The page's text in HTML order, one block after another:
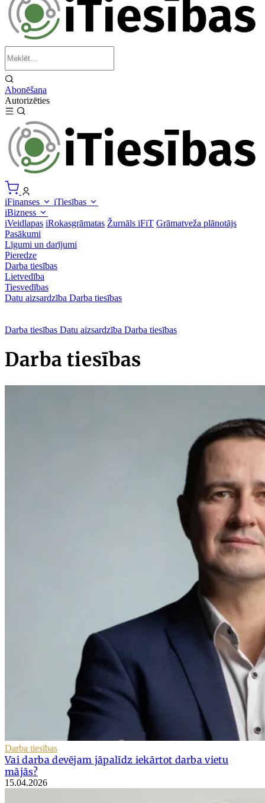
Abonēšana
Autorizēties
iFinanses
iTiesības
iBizness
iVeidlapas iRokasgrāmatas Žurnāls iFiT Grāmatveža plānotājs
Pasākumi
Līgumi un darījumi
Pieredze
Darba tiesības
Lietvedība
Tiesvedības
Datu aizsardzība Darba tiesības
Darba tiesības Datu aizsardzība Darba tiesības
Darba tiesības
Darba tiesības
Vai darba devējam jāpalīdz iekārtot darba vietu
mājās?
15.04.2026